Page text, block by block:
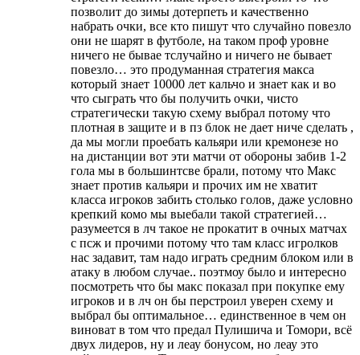
позволит до зимы дотерпеть и качественно
набрать очки, все кто пишут что случайно повезло
они не шарят в футболе, на таком проф уровне
ничего не бывае тслучайно и ничего не бывает
повезло… это продуманная стратегия макса
который знает 10000 лет кальчо и знает как и во
что сыграть что бы получить очки, чисто
стратегически такую схему выбрал потому что
плотная в защите и в пз блок не дает ниче сделать ,
да мы могли проебать кальяри или кремонезе но
на дистанции вот эти матчи от обороны забив 1-2
гола мы в большинтсве брали, потому что Макс
знает против кальяри и прочих им не хватит
класса игроков забить столько голов, даже условно
крепкий комо мы выебали такой стратегией…
разумеется в лч такое не прокатит в очных матчах
с псж и прочими потому что там класс игролков
нас задавит, там надо играть средним блоком или в
атаку в любом случае.. поэтмоу было и интересно
посмотреть что бы макс показал при покупке ему
игроков и в лч он бы перстроил уверен схему и
выбрал бы оптимальное… единственное в чем он
виноват в том что предал Пулишича и Томори, всё
двух лидеров, ну и леау бонусом, но леау это